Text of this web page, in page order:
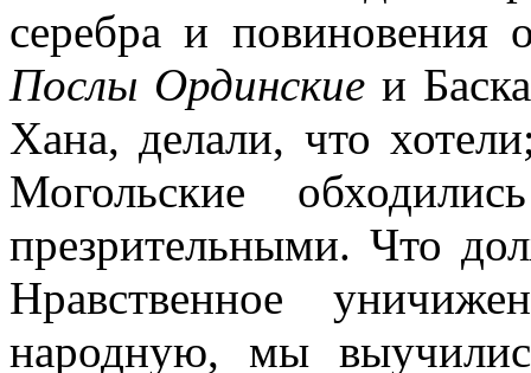
серебра и повиновения
Послы Ординские и
Хана, делали, что
Могольские
презрительными. Что
Нравственное
народную, мы